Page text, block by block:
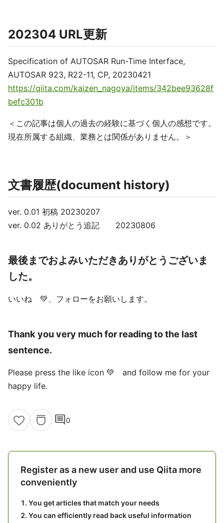
202304 URL更新
Specification of AUTOSAR Run-Time Interface,
AUTOSAR 923, R22-11, CP, 20230421
https://qiita.com/kaizen_nagoya/items/342bee93628f
befc301b
＜この記事は個人の過去の経験に基づく個人の感想です。
現在所属する組織、業務とは関係がありません。＞
文書履歴(document history)
ver. 0.01 初稿 20230207
ver. 0.02 ありがとう追記 20230806
最後までおよみいただきありがとうございま
した。
いいね 💚、フォローをお願いします。
Thank you very much for reading to the last
sentence.
Please press the like icon 💚 and follow me for your
happy life.
comment0
Register as a new user and use Qiita more
conveniently
You get articles that match your needs
You can efficiently read back useful information